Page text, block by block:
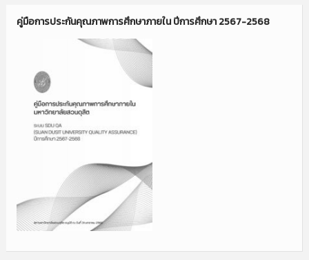
คู่มือการประกันคุณภาพการศึกษาภายใน ปีการศึกษา 2567-2568